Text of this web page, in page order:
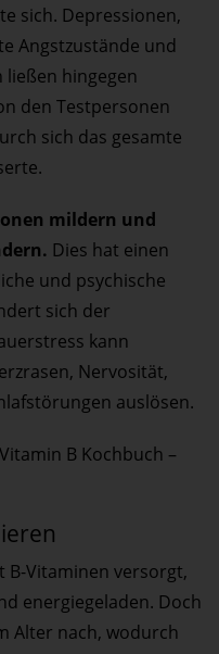
sich. Depressionen,
Angstzustände und
hingegen
den Testpersonen
sich das gesamte
mildern und
Dies hat einen
und psychische
sich der
kann
Nervosität,
auslösen.
B Kochbuch –
B-Vitaminen versorgt,
energiegeladen. Doch
Alter nach, wodurch